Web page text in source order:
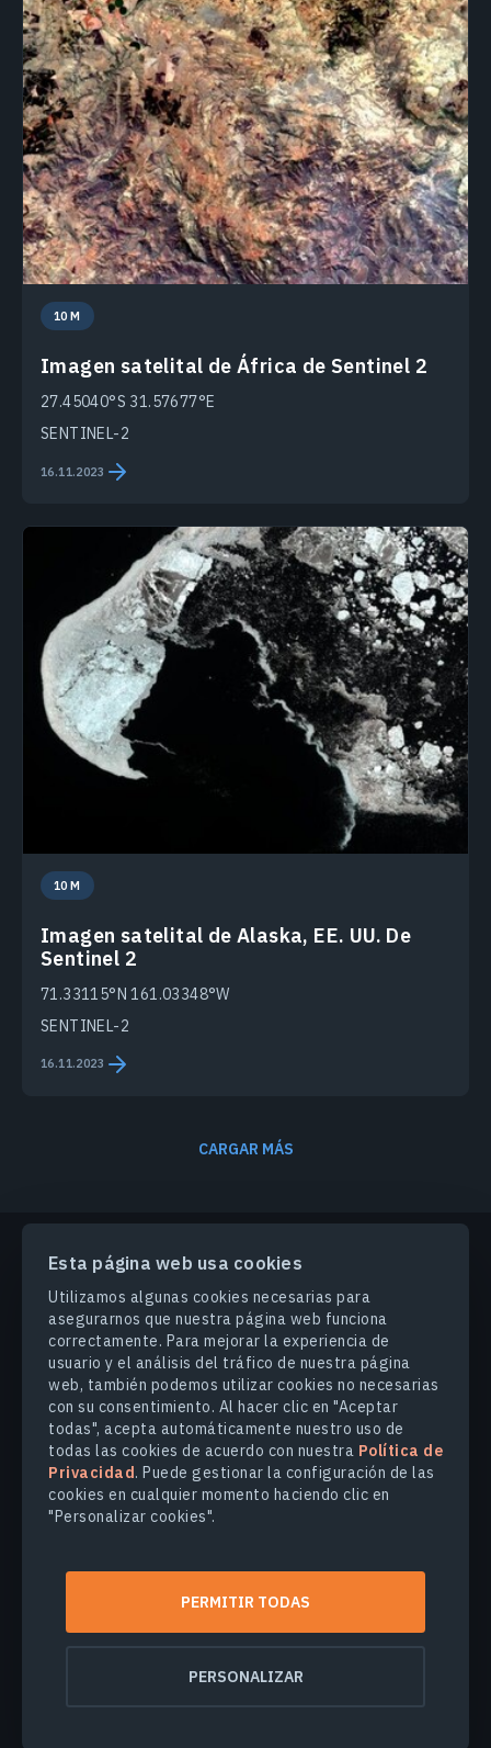
Esta página web usa cookies
Utilizamos algunas cookies necesarias para
asegurarnos que nuestra página web funciona
correctamente. Para mejorar la experiencia de
usuario y el análisis del tráfico de nuestra página
web, también podemos utilizar cookies no necesarias
con su consentimiento. Al hacer clic en "Aceptar
todas", acepta automáticamente nuestro uso de
todas las cookies de acuerdo con nuestra Política de
Privacidad. Puede gestionar la configuración de las
cookies en cualquier momento haciendo clic en
"Personalizar cookies".
PERMITIR TODAS
PERSONALIZAR
10 M
Imagen satelital de África de Sentinel 2
27.45040°S 31.57677°E
SENTINEL-2
16.11.2023
10 M
Imagen satelital de Alaska, EE. UU. De
Sentinel 2
71.33115°N 161.03348°W
SENTINEL-2
16.11.2023
CARGAR MÁS
PRODUCTOS Y SOLUCIONES
INDUSTRIAS
COMPANY
EXPLORE
Seguridad de los datos